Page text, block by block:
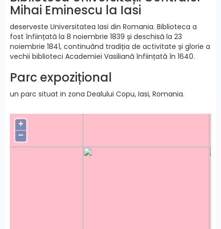
Mihai Eminescu la Iasi
deserveste Universitatea Iasi din Romania. Biblioteca a
fost înființată la 8 noiembrie 1839 și deschisă la 23
noiembrie 1841, continuând tradiția de activitate și glorie a
vechii biblioteci Academiei Vasiliană înființată în 1640.
Parc expozițional
un parc situat in zona Dealului Copu, Iasi, Romania.
+
−